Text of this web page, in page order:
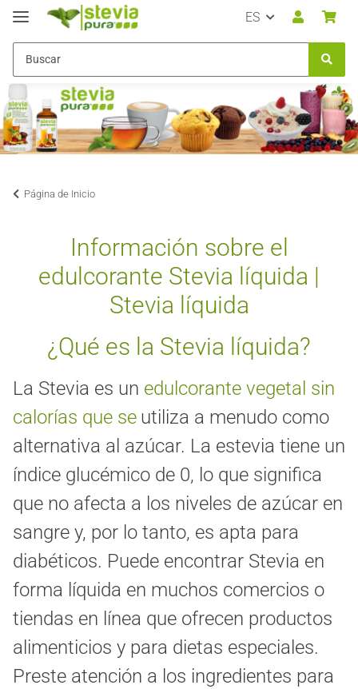
ES
Página de Inicio
Información sobre el
edulcorante Stevia líquida |
Stevia líquida
¿Qué es la Stevia líquida?
La Stevia es un edulcorante vegetal sin
calorías que se utiliza a menudo como
alternativa al azúcar. La estevia tiene un
índice glucémico de 0, lo que significa
que no afecta a los niveles de azúcar en
sangre y, por lo tanto, es apta para
diabéticos. Puede encontrar Stevia en
forma líquida en muchos comercios o
tiendas en línea que ofrecen productos
alimenticios y para dietas especiales.
Preste atención a los ingredientes para